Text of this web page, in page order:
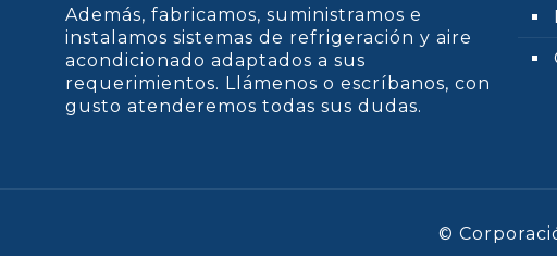
Además, fabricamos, suministramos e
instalamos sistemas de refrigeración y aire
acondicionado adaptados a sus
requerimientos. Llámenos o escríbanos, con
gusto atenderemos todas sus dudas.
©